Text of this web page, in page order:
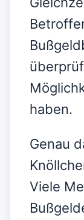
haben.
Genau
Viele